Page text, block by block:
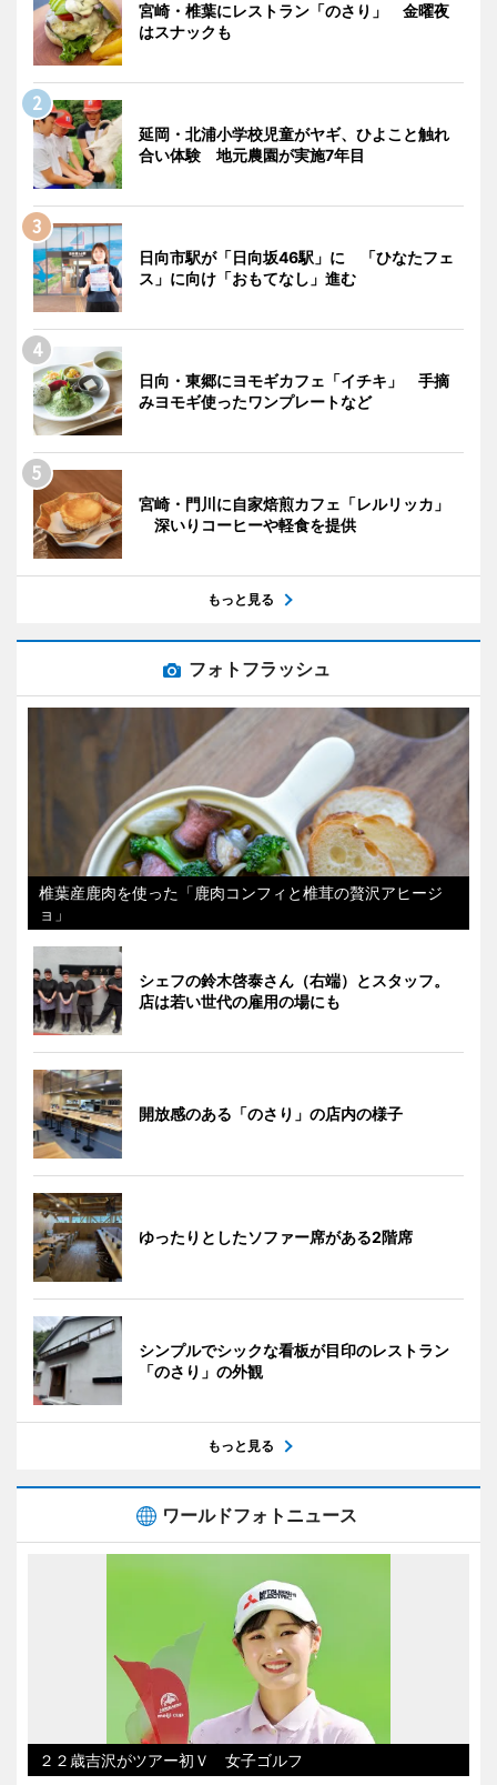
宮崎・椎葉にレストラン「のさり」 金曜夜
はスナックも
延岡・北浦小学校児童がヤギ、ひよこと触れ
合い体験 地元農園が実施7年目
日向市駅が「日向坂46駅」に 「ひなたフェ
ス」に向け「おもてなし」進む
日向・東郷にヨモギカフェ「イチキ」 手摘
みヨモギ使ったワンプレートなど
宮崎・門川に自家焙煎カフェ「レルリッカ」
深いりコーヒーや軽食を提供
もっと見る
フォトフラッシュ
椎葉産鹿肉を使った「鹿肉コンフィと椎茸の贅沢アヒージ
ョ」
シェフの鈴木啓泰さん（右端）とスタッフ。
店は若い世代の雇用の場にも
開放感のある「のさり」の店内の様子
ゆったりとしたソファー席がある2階席
シンプルでシックな看板が目印のレストラン
「のさり」の外観
もっと見る
ワールドフォトニュース
２２歳吉沢がツアー初Ｖ 女子ゴルフ